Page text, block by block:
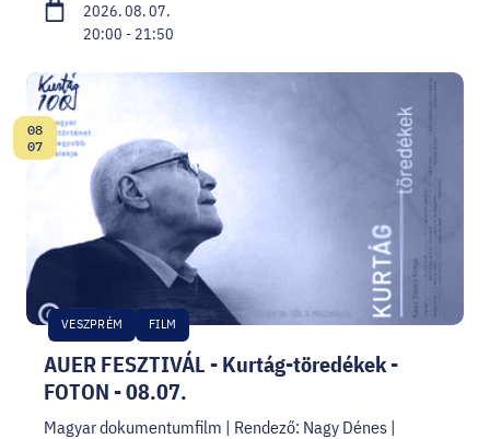
2026. 08. 07.
20:00 - 21:50
AUER FESZTIVÁL - Kurtág-töredékek -
FOTON - 08.07.
VESZPRÉM FILM
Dátum:
08
07
Magyar dokumentumfilm | Rendező: Nagy Dénes |